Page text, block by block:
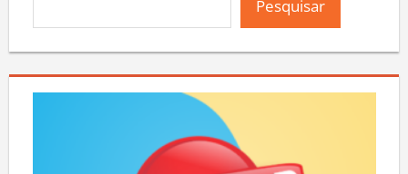
Pesquisar